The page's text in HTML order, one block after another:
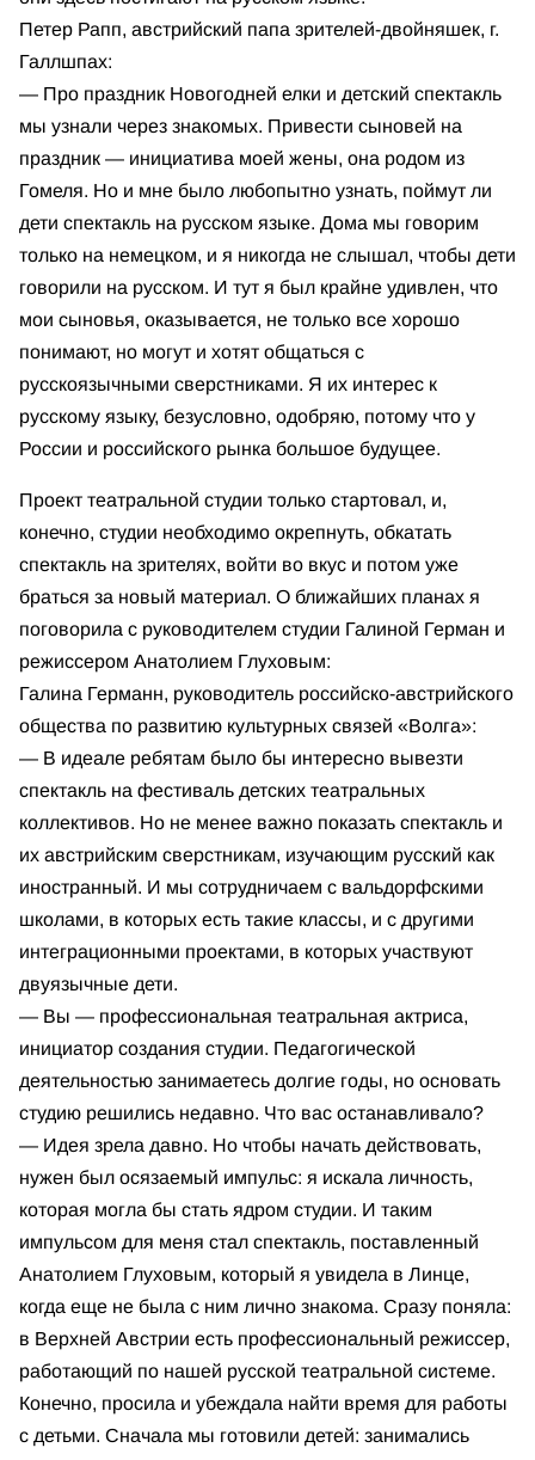
Петер Рапп, австрийский папа зрителей-двойняшек, г.
Галлшпах:
— Про праздник Новогодней елки и детский спектакль
мы узнали через знакомых. Привести сыновей на
праздник — инициатива моей жены, она родом из
Гомеля. Но и мне было любопытно узнать, поймут ли
дети спектакль на русском языке. Дома мы говорим
только на немецком, и я никогда не слышал, чтобы дети
говорили на русском. И тут я был крайне удивлен, что
мои сыновья, оказывается, не только все хорошо
понимают, но могут и хотят общаться с
русскоязычными сверстниками. Я их интерес к
русскому языку, безусловно, одобряю, потому что у
России и российского рынка большое будущее.
Проект театральной студии только стартовал, и,
конечно, студии необходимо окрепнуть, обкатать
спектакль на зрителях, войти во вкус и потом уже
браться за новый материал. О ближайших планах я
поговорила с руководителем студии Галиной Герман и
режиссером Анатолием Глуховым:
Галина Германн, руководитель российско-австрийского
общества по развитию культурных связей «Волга»:
— В идеале ребятам было бы интересно вывезти
спектакль на фестиваль детских театральных
коллективов. Но не менее важно показать спектакль и
их австрийским сверстникам, изучающим русский как
иностранный. И мы сотрудничаем с вальдорфскими
школами, в которых есть такие классы, и с другими
интеграционными проектами, в которых участвуют
двуязычные дети.
— Вы — профессиональная театральная актриса,
инициатор создания студии. Педагогической
деятельностью занимаетесь долгие годы, но основать
студию решились недавно. Что вас останавливало?
— Идея зрела давно. Но чтобы начать действовать,
нужен был осязаемый импульс: я искала личность,
которая могла бы стать ядром студии. И таким
импульсом для меня стал спектакль, поставленный
Анатолием Глуховым, который я увидела в Линце,
когда еще не была с ним лично знакома. Сразу поняла:
в Верхней Австрии есть профессиональный режиссер,
работающий по нашей русской театральной системе.
Конечно, просила и убеждала найти время для работы
с детьми. Сначала мы готовили детей: занимались